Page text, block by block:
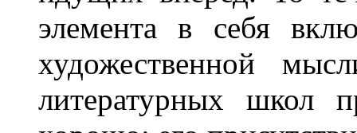
элемента в себя
художественной
литературных школ